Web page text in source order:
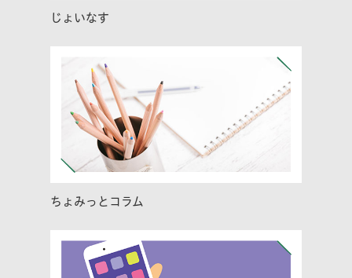
じょいなす
ちょみっとコラム